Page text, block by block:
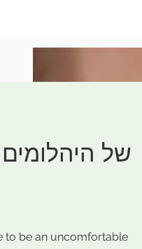
to be an uncomfortable